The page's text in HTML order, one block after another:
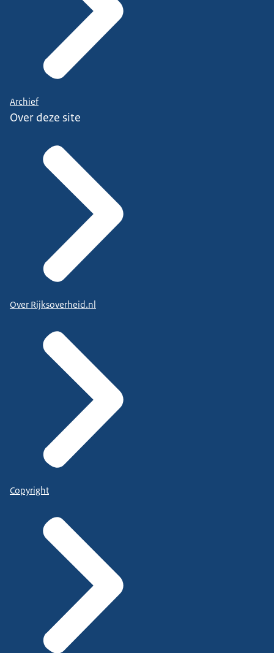
Archief
Over deze site
Over Rijksoverheid.nl
Copyright